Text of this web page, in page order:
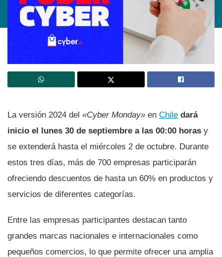
La versión 2024 del «Cyber Monday» en Chile dará
inicio el lunes 30 de septiembre a las 00:00 horas y
se extenderá hasta el miércoles 2 de octubre. Durante
estos tres días, más de 700 empresas participarán
ofreciendo descuentos de hasta un 60% en productos y
servicios de diferentes categorías.
Entre las empresas participantes destacan tanto
grandes marcas nacionales e internacionales como
pequeños comercios, lo que permite ofrecer una amplia